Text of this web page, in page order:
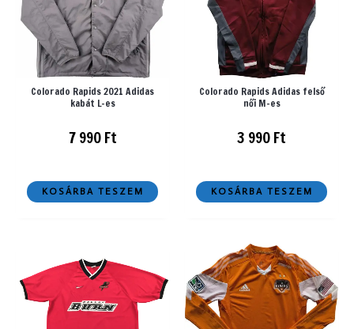
Colorado Rapids 2021 Adidas
kabát L-es
7 990Ft
KOSÁRBA TESZEM
Colorado Rapids Adidas felső
női M-es
3 990Ft
KOSÁRBA TESZEM